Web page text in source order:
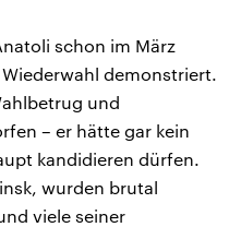
schon im März
demonstriert.
und
– er hätte gar kein
kandidieren dürfen.
wurden brutal
viele seiner